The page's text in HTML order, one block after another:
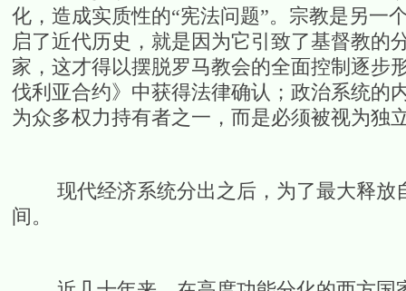
化，造成实质性的“宪法问题”。宗教是另一
启了近代历史，就是因为它引致了基督教的
家，这才得以摆脱罗马教会的全面控制逐步
伐利亚合约》中获得法律确认；政治系统的
为众多权力持有者之一，而是必须被视为独
现代经济系统分出之后，为了最大释放
间。